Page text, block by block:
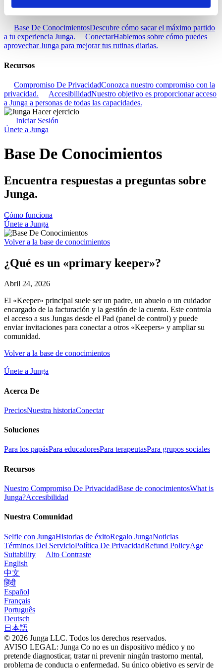
Descubra
Base De ConocimientosDescubre cómo sacar el máximo partido
a tu experiencia Junga.
ConectarHablemos sobre cómo puedes
aprovechar Junga para mejorar tus rutinas diarias.
Recursos
Compromiso De PrivacidadConozca nuestro compromiso con la
privacidad.
AccesibilidadNuestro objetivo es proporcionar acceso
a Junga a personas de todas las capacidades.
Iniciar Sesión
Únete a Junga
Base De Conocimientos
Encuentra respuestas a preguntas sobre
Junga.
Cómo funciona
Únete a Junga
Volver a la base de conocimientos
¿Qué es un «primary keeper»?
Abril 24, 2026
El «Keeper» principal suele ser un padre, un abuelo o un cuidador
encargado de la facturación y la gestión de la cuenta. Este controla
el acceso a sus Jungas desde el Pad (panel de control) y puede
enviar invitaciones para conectar a otros «Keepers» y ampliar su
comunidad.
Volver a la base de conocimientos
Únete a Junga
Acerca De
PreciosNuestra historiaConectar
Soluciones
Para los papásPara educadoresPara terapeutasPara grupos sociales
Recursos
Nuestro Compromiso De PrivacidadBase de conocimientosWhat is
Junga?Accesibilidad
Nuestra Comunidad
Selfie con JungaHistorias de éxitoRegalo JungaNoticias
Términos Del ServicioPolítica De PrivacidadRefund PolicyAge
Suitability
Alto Contraste
English
中文
हिंदी
Español
Français
Português
Deutsch
日本語
© 2026 Junga LLC. Todos los derechos reservados.
AVISO LEGAL: Junga Co no es un dispositivo médico y no
pretende diagnosticar, tratar ni prevenir ningún trastorno mental,
problema de conducta o enfermedad. Su único objetivo es servir de